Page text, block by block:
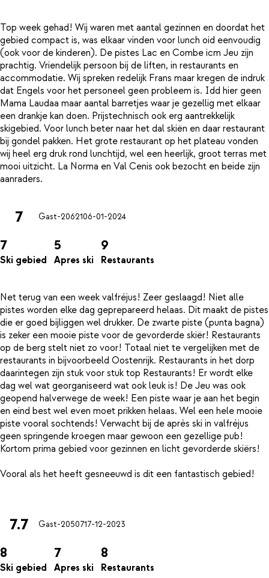
Top week gehad! Wij waren met aantal gezinnen en doordat het
gebied compact is, was elkaar vinden voor lunch oid eenvoudig
(ook voor de kinderen). De pistes Lac en Combe icm Jeu zijn
prachtig. Vriendelijk persoon bij de liften, in restaurants en
accommodatie. Wij spreken redelijk Frans maar kregen de indruk
dat Engels voor het personeel geen probleem is. Idd hier geen
Mama Laudaa maar aantal barretjes waar je gezellig met elkaar
een drankje kan doen. Prijstechnisch ook erg aantrekkelijk
skigebied. Voor lunch beter naar het dal skiën en daar restaurant
bij gondel pakken. Het grote restaurant op het plateau vonden
wij heel erg druk rond lunchtijd, wel een heerlijk, groot terras met
mooi uitzicht. La Norma en Val Cenis ook bezocht en beide zijn
7 Gast-2062106-01-2024
7
Ski gebied
5
Apres ski
9
Restaurants
Net terug van een week valfréjus! Zeer geslaagd! Niet alle
pistes worden elke dag geprepareerd helaas. Dit maakt de pistes
die er goed bijliggen wel drukker. De zwarte piste (punta bagna)
is zeker een mooie piste voor de gevorderde skiër! Restaurants
op de berg stelt niet zo voor! Totaal niet te vergelijken met de
restaurants in bijvoorbeeld Oostenrijk. Restaurants in het dorp
daarintegen zijn stuk voor stuk top Restaurants! Er wordt elke
dag wel wat georganiseerd wat ook leuk is! De Jeu was ook
geopend halverwege de week! Een piste waar je aan het begin
en eind best wel even moet prikken helaas. Wel een hele mooie
piste vooral sochtends! Verwacht bij de après ski in valfréjus
geen springende kroegen maar gewoon een gezellige pub!
Kortom prima gebied voor gezinnen en licht gevorderde skiërs!
Vooral als het heeft gesneeuwd is dit een fantastisch gebied!
7.7 Gast-2050717-12-2023
8
Ski gebied
7
Apres ski
8
Restaurants